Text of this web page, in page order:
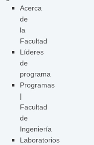
Acerca
de
la
Facultad
Líderes
de
programa
Programas
|
Facultad
de
Ingeniería
Laboratorios